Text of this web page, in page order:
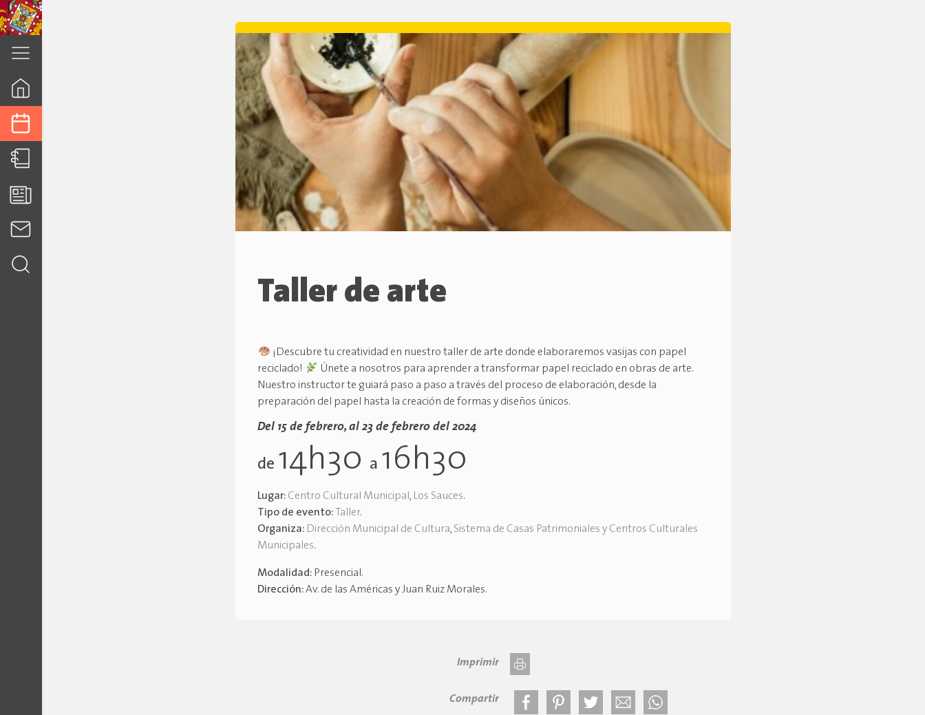
Taller de arte
¡Descubre tu creatividad en nuestro taller de arte donde elaboraremos vasijas con papel
reciclado!
Únete a nosotros para aprender a transformar papel reciclado en obras de arte.
Nuestro instructor te guiará paso a paso a través del proceso de elaboración, desde la
preparación del papel hasta la creación de formas y diseños únicos.
Del 15 de febrero, al 23 de febrero del 2024
de 14h30 a 16h30
Lugar: Centro Cultural Municipal, Los Sauces.
Tipo de evento: Taller.
Organiza: Dirección Municipal de Cultura, Sistema de Casas Patrimoniales y Centros Culturales
Municipales.
Modalidad: Presencial.
Dirección:Av. de las Américas y Juan Ruiz Morales.
Imprimir
Compartir